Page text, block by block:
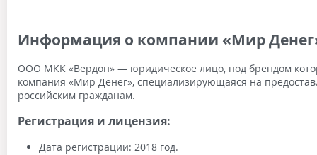
Информация о компании «Мир
ООО МКК «Вердон» — юридическое лицо, под брендом
компания «Мир Денег», специализирующаяся на
российским гражданам.
Регистрация и лицензия:
Дата регистрации: 2018 год.